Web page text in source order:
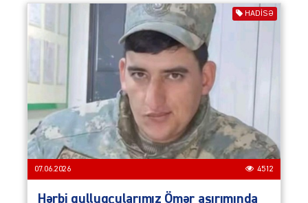
HADISƏ
07.06.2026 4512
Hərbi qulluqçularımız Ömər aşırımında